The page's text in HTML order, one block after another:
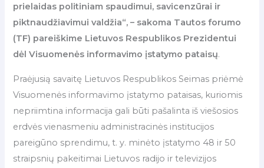
prielaidas politiniam spaudimui, savicenzūrai ir
piktnaudžiavimui valdžia“, – sakoma Tautos forumo
(TF) pareiškime Lietuvos Respublikos Prezidentui
dėl Visuomenės informavimo įstatymo pataisų.
Praėjusią savaitę Lietuvos Respublikos Seimas priėmė
Visuomenės informavimo įstatymo pataisas, kuriomis
nepriimtina informacija gali būti pašalinta iš viešosios
erdvės vienasmeniu administracinės institucijos
pareigūno sprendimu, t. y. minėto įstatymo 48 ir 50
straipsnių pakeitimai Lietuvos radijo ir televizijos